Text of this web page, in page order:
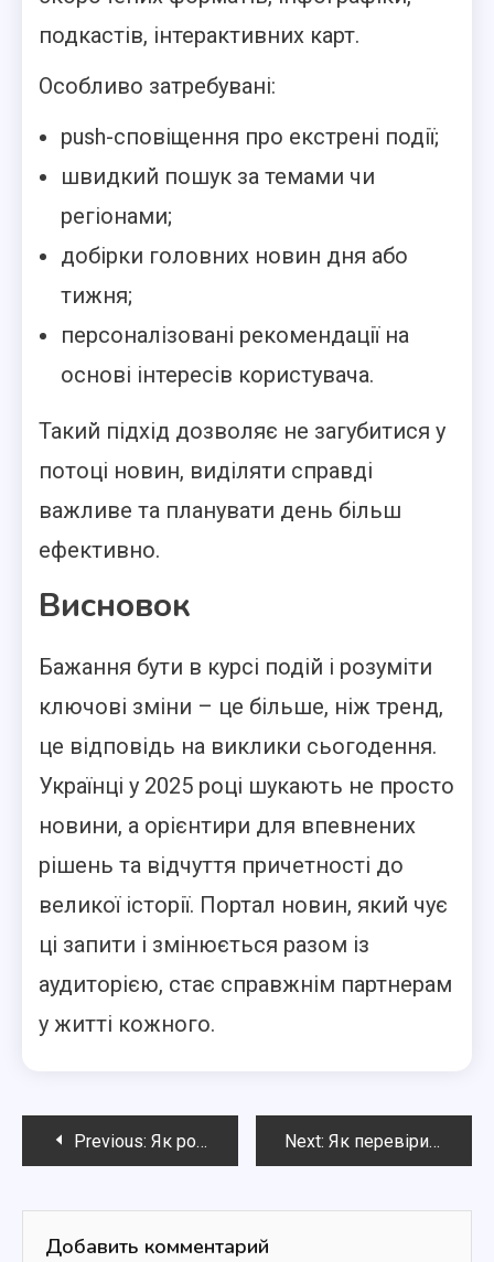
подкастів, інтерактивних карт.
Особливо затребувані:
push-сповіщення про екстрені події;
швидкий пошук за темами чи
регіонами;
добірки головних новин дня або
тижня;
персоналізовані рекомендації на
основі інтересів користувача.
Такий підхід дозволяє не загубитися у
потоці новин, виділяти справді
важливе та планувати день більш
ефективно.
Висновок
Бажання бути в курсі подій і розуміти
ключові зміни – це більше, ніж тренд,
це відповідь на виклики сьогодення.
Українці у 2025 році шукають не просто
новини, а орієнтири для впевнених
рішень та відчуття причетності до
великої історії. Портал новин, який чує
ці запити і змінюється разом із
аудиторією, стає справжнім партнерам
у житті кожного.
Навигация
записям
Previous: Як розпізнати фейкові новини: поради для безпечного споживання інформації Next: Як перевірити достовірність новин: інструменти та сервіси для користувачів
Добавить комментарий